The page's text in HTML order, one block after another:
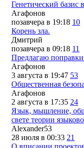
Генетический
Агафонов
позавчера в 19:18 10
Корень зла.
Дмитрий
позавчера в 09:18 11
Предлагаю
Агафонов
3 августа в 19:47 53
Общественная
Агафонов
2 августа в 17:35 24
Язык, мышление,
свете теории
Alexander53
28 июля в 00:33 21